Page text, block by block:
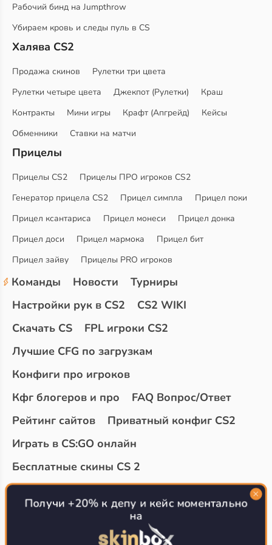
Рабочий бинд на Jumpthrow
Убираем кровь и следы пуль в CS
Халява CS2
Продажа скинов
Рулетки три цвета
Рулетки четыре цвета
Джекпот (Рулетки)
Краш
Контракты
Мини игры Крафт (Апгрейд)
Кейсы
Обменники
Ставки на матчи
Прицелы
Прицелы CS2
Прицелы ПРО игроков CS2
Генератор прицела CS2
Прицел симпла
Прицел поки
Прицел ксантариса
Прицел монеси
Прицел донка
Прицел доси
Прицел мармока
Прицел бит
Прицел зайву
Прицелы PRO игроков
Команды Новости
Турниры
Настройки рук в CS2
CS2 WIKI
Скачать CS
FPL игроки CS2
Лучшие CFG по загрузкам
Конфиги про игроков
Кфг блогеров и про
FAQ Вопрос/Ответ
Рейтинг сайтов
Приватный конфиг CS2
Играть в CS:GO онлайн
Бесплатные скины CS 2
Топ сайтов с халявой КС 2
О проекте
Получи +20% к депу и кейс моментально
на